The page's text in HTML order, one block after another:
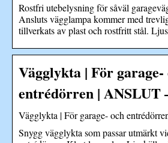
Rostfri utebelysning för såväl
Ansluts vägglampa kommer med
tillverkats av plast och rostfritt stål.
Vägglykta | För garage-
entrédörren | ANSLUT
Vägglykta | För garage- och
Snygg vägglykta som passar utmärkt